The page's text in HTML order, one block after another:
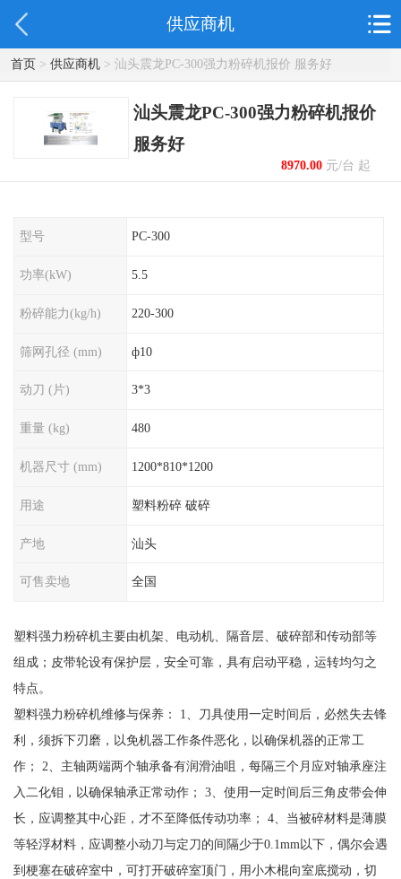
供应商机
首页> 供应商机> 汕头震龙PC-300强力粉碎机报价 服务好
汕头震龙PC-300强力粉碎机报价
服务好
8970.00元/台 起
型号 PC-300
功率(kW) 5.5
粉碎能力(kg/h) 220-300
筛网孔径 (mm) ф10
动刀 (片) 3*3
重量 (kg) 480
机器尺寸 (mm) 1200*810*1200
用途 塑料粉碎 破碎
产地 汕头
可售卖地 全国
塑料强力粉碎机主要由机架、电动机、隔音层、破碎部和传动部等
组成；皮带轮设有保护层，安全可靠，具有启动平稳，运转均匀之
特点。
塑料强力粉碎机维修与保养： 1、刀具使用一定时间后，必然失去锋
利，须拆下刃磨，以免机器工作条件恶化，以确保机器的正常工
作； 2、主轴两端两个轴承备有润滑油咀，每隔三个月应对轴承座注
入二化钼，以确保轴承正常动作； 3、使用一定时间后三角皮带会伸
长，应调整其中心距，才不至降低传动功率； 4、当被碎材料是薄膜
等轻浮材料，应调整小动刀与定刀的间隔少于0.1mm以下，偶尔会遇
到梗塞在破碎室中，可打开破碎室顶门，用小木棍向室底搅动，切